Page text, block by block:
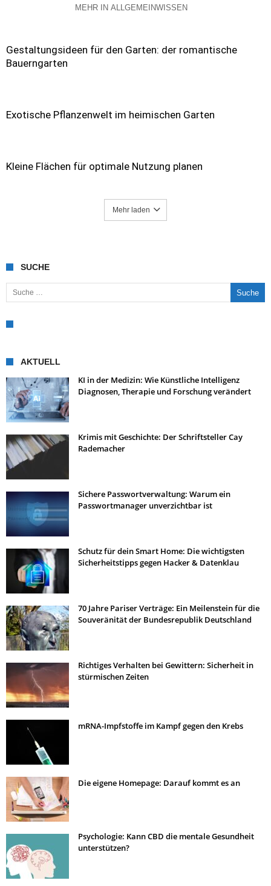
MEHR IN ALLGEMEINWISSEN
Gestaltungsideen für den Garten: der romantische
Bauerngarten
Exotische Pflanzenwelt im heimischen Garten
Kleine Flächen für optimale Nutzung planen
Mehr laden
SUCHE
Suche nach:
AKTUELL
KI in der Medizin: Wie Künstliche Intelligenz
Diagnosen, Therapie und Forschung verändert
Krimis mit Geschichte: Der Schriftsteller Cay
Rademacher
Sichere Passwortverwaltung: Warum ein
Passwortmanager unverzichtbar ist
Schutz für dein Smart Home: Die wichtigsten
Sicherheitstipps gegen Hacker & Datenklau
70 Jahre Pariser Verträge: Ein Meilenstein für die
Souveränität der Bundesrepublik Deutschland
Richtiges Verhalten bei Gewittern: Sicherheit in
stürmischen Zeiten
mRNA-Impfstoffe im Kampf gegen den Krebs
Die eigene Homepage: Darauf kommt es an
Psychologie: Kann CBD die mentale Gesundheit
unterstützen?